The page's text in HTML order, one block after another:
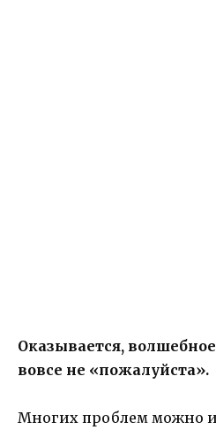
Оказывается,
вовсе не «пожалуйста».
Многих проблем можно